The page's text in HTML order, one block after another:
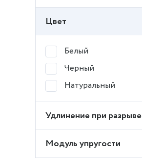
Цвет
Белый
Черный
Натуральный
Удлинение при разрыве
Модуль упругости